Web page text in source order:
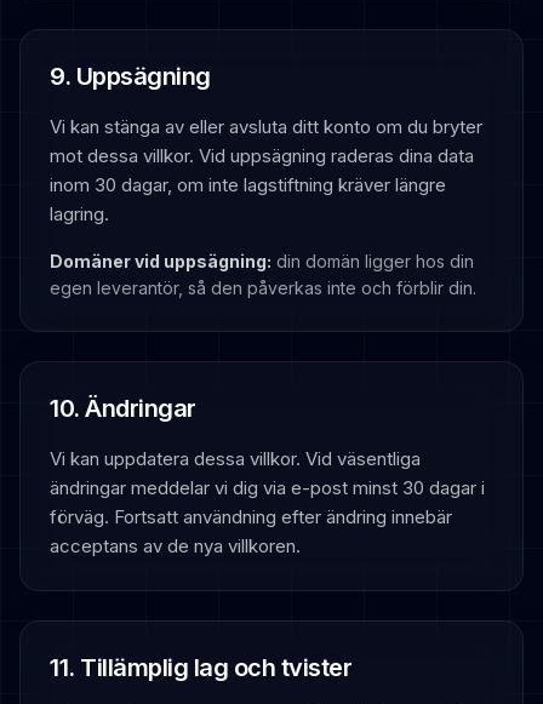
9. Uppsägning
Vi kan stänga av eller avsluta ditt konto om du bryter
mot dessa villkor. Vid uppsägning raderas dina data
inom 30 dagar, om inte lagstiftning kräver längre
lagring.
Domäner vid uppsägning: din domän ligger hos din
egen leverantör, så den påverkas inte och förblir din.
10. Ändringar
Vi kan uppdatera dessa villkor. Vid väsentliga
ändringar meddelar vi dig via e-post minst 30 dagar i
förväg. Fortsatt användning efter ändring innebär
acceptans av de nya villkoren.
11. Tillämplig lag och tvister